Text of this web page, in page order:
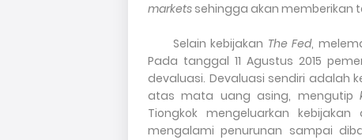
markets sehingga akan memberikan
Selain kebijakan The Fed,
Pada tanggal 11 Agustus 2015
devaluasi. Devaluasi sendiri adalah
atas mata uang asing, mengutip
Tiongkok mengeluarkan kebijakan
mengalami penurunan sampai